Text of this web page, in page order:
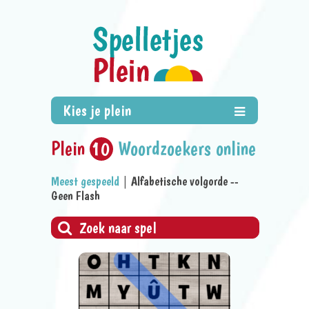
Plein 107Woordzoekers online
Meest gespeeld Alfabetische volgorde--
Geen Flash